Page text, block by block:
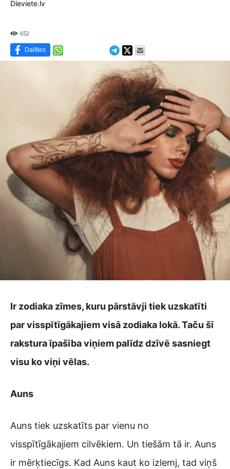
Dieviete.lv
652
Dalīties
Ir zodiaka zīmes, kuru pārstāvji tiek uzskatīti
par visspītīgākajiem visā zodiaka lokā. Taču šī
rakstura īpašība viņiem palīdz dzīvē sasniegt
visu ko viņi vēlas.
Auns
Auns tiek uzskatīts par vienu no
visspītīgākajiem cilvēkiem. Un tiešām tā ir. Auns
ir mērķtiecīgs. Kad Auns kaut ko izlemj, tad viņš